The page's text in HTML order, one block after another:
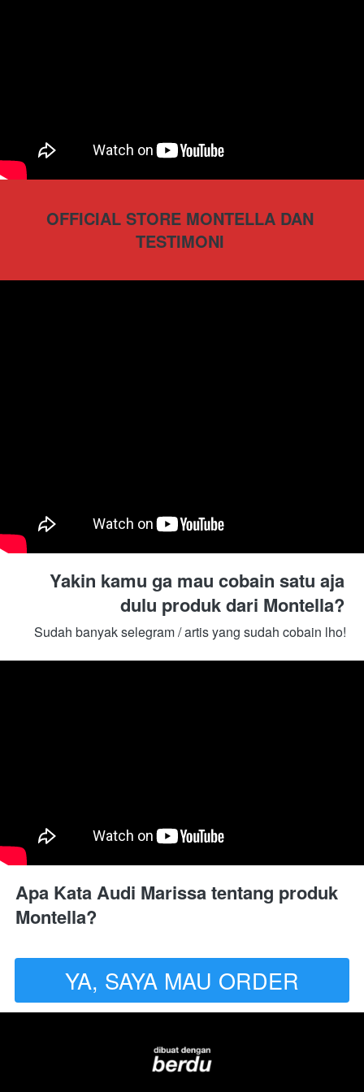
OFFICIAL STORE MONTELLA DAN
TESTIMONI
Yakin kamu ga mau cobain satu aja
dulu produk dari Montella?
Sudah banyak selegram / artis yang sudah cobain lho!
Apa Kata Audi Marissa tentang produk
Montella?
`
YA, SAYA MAU ORDER